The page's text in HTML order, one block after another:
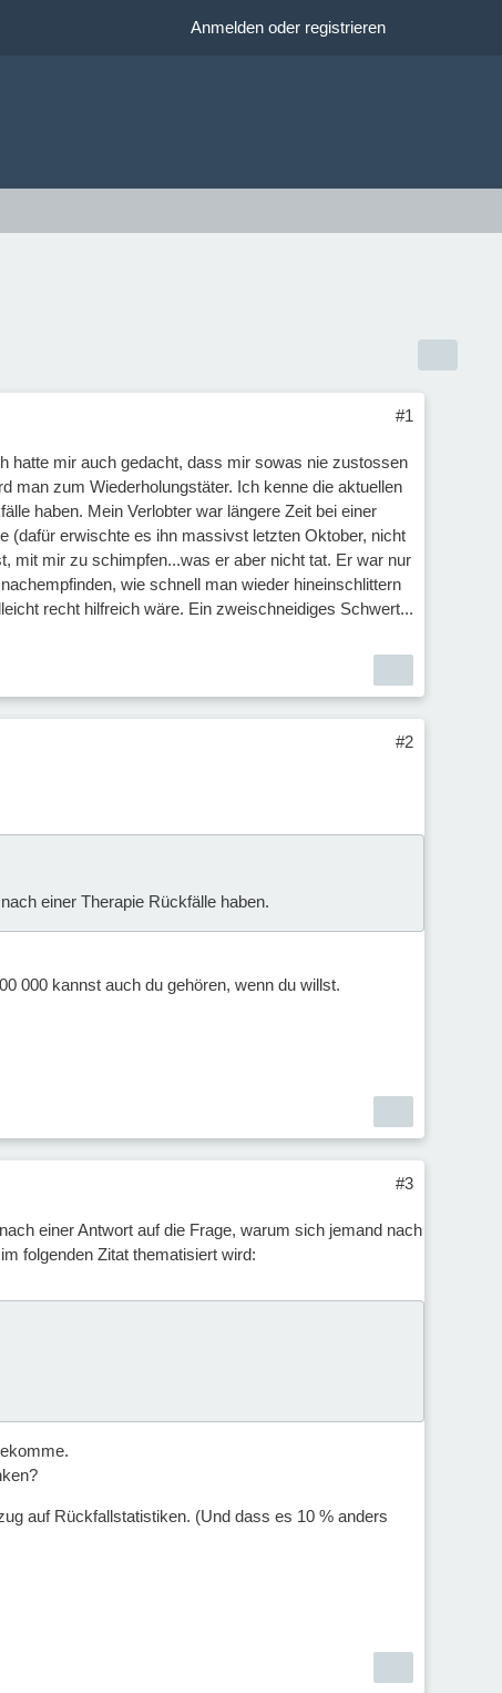
Anmelden oder registrieren
#1
hatte mir auch gedacht, dass mir sowas nie zustossen
man zum Wiederholungstäter. Ich kenne die aktuellen
haben. Mein Verlobter war längere Zeit bei einer
(dafür erwischte es ihn massivst letzten Oktober, nicht
mit mir zu schimpfen...was er aber nicht tat. Er war nur
wie schnell man wieder hineinschlittern
recht hilfreich wäre. Ein zweischneidiges Schwert...
#2
einer Therapie Rückfälle haben.
000 kannst auch du gehören, wenn du willst.
#3
einer Antwort auf die Frage, warum sich jemand nach
folgenden Zitat thematisiert wird:
auf Rückfallstatistiken. (Und dass es 10 % anders